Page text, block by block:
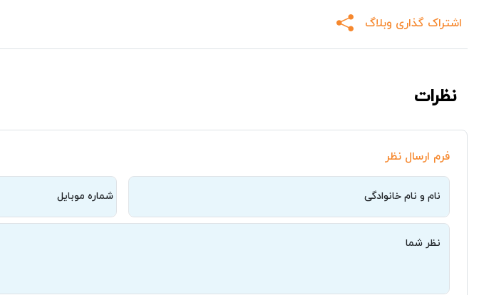
اشتراک گذاری وبلاگ
نظرات
فرم ارسال نظر
نام و نام خانوادگی شماره موبایل
نظر شما